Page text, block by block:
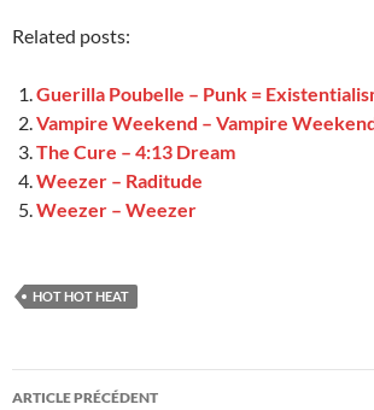
Related posts:
Guerilla Poubelle – Punk =
Vampire Weekend – Vampire
The Cure – 4:13 Dream
Weezer – Raditude
Weezer – Weezer
HOT HOT HEAT
Navigation
ARTICLE PRÉCÉDENT